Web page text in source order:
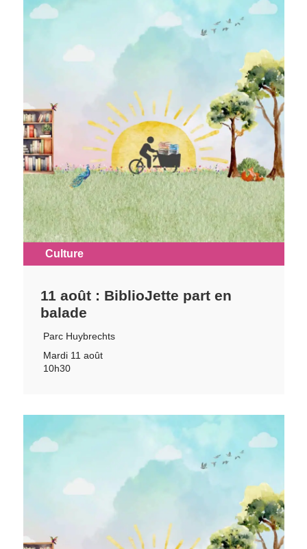
Culture
11 août : BiblioJette part en
balade
Parc Huybrechts
Mardi 11 août
10h30